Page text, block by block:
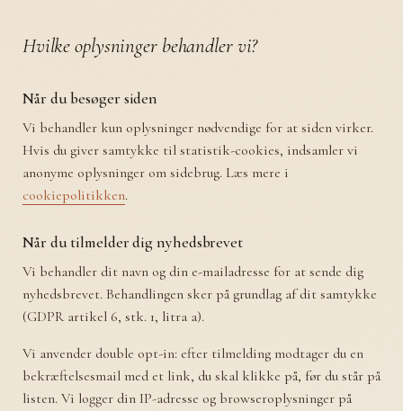
Hvilke oplysninger behandler vi?
Når du besøger siden
Vi behandler kun oplysninger nødvendige for at siden virker.
Hvis du giver samtykke til statistik-cookies, indsamler vi
anonyme oplysninger om sidebrug. Læs mere i
cookiepolitikken.
Når du tilmelder dig nyhedsbrevet
Vi behandler dit navn og din e-mailadresse for at sende dig
nyhedsbrevet. Behandlingen sker på grundlag af dit samtykke
(GDPR artikel 6, stk. 1, litra a).
Vi anvender double opt-in: efter tilmelding modtager du en
bekræftelsesmail med et link, du skal klikke på, før du står på
listen. Vi logger din IP-adresse og browseroplysninger på